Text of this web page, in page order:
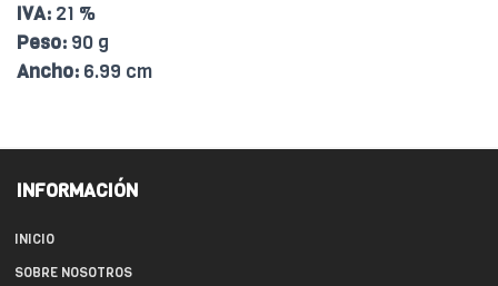
IVA: 21 %
Peso: 90 g
Ancho: 6.99 cm
INFORMACIÓN
INICIO
SOBRE NOSOTROS